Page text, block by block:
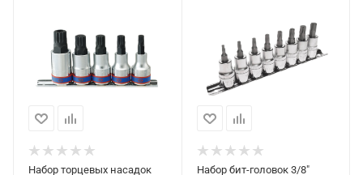
Набор торцевых насадок
Набор бит-головок 3/8"